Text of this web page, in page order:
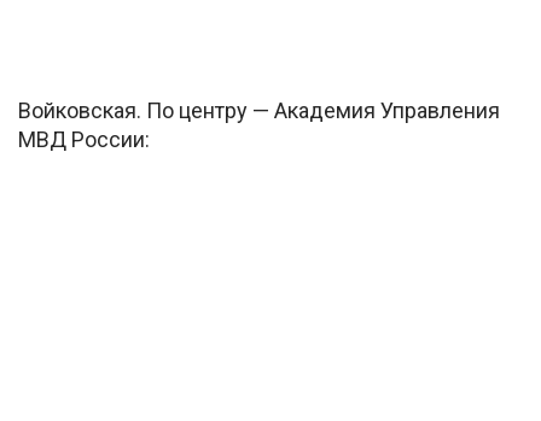
Войковская. По центру — Академия Управления
МВД России: